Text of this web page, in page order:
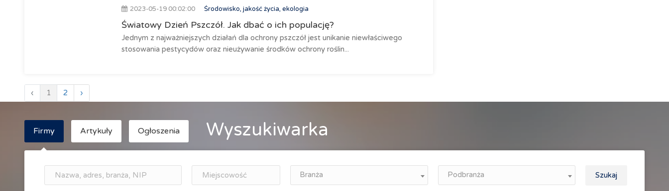
2023-05-19 00:02:00 Środowisko, jakość życia, ekologia
Światowy Dzień Pszczół. Jak dbać o ich populację?
Jednym z najważniejszych działań dla ochrony pszczół jest unikanie niewłaściwego
stosowania pestycydów oraz nieużywanie środków ochrony roślin...
‹ 1 2 ›
Firmy Artykuły Ogłoszenia Wyszukiwarka
Branża Podbranża Szukaj